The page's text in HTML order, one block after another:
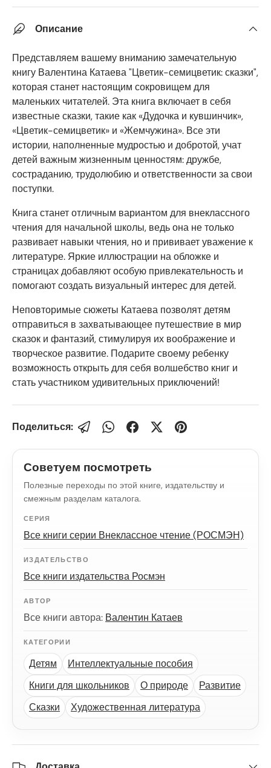
Описание
Представляем вашему вниманию замечательную
книгу Валентина Катаева "Цветик-семицветик: сказки",
которая станет настоящим сокровищем для
маленьких читателей. Эта книга включает в себя
известные сказки, такие как «Дудочка и кувшинчик»,
«Цветик-семицветик» и «Жемчужина». Все эти
истории, наполненные мудростью и добротой, учат
детей важным жизненным ценностям: дружбе,
состраданию, трудолюбию и ответственности за свои
поступки.
Книга станет отличным вариантом для внеклассного
чтения для начальной школы, ведь она не только
развивает навыки чтения, но и прививает уважение к
литературе. Яркие иллюстрации на обложке и
страницах добавляют особую привлекательность и
помогают создать визуальный интерес для детей.
Неповторимые сюжеты Катаева позволят детям
отправиться в захватывающее путешествие в мир
сказок и фантазий, стимулируя их воображение и
творческое развитие. Подарите своему ребенку
возможность открыть для себя волшебство книг и
стать участником удивительных приключений!
Поделиться:
Советуем посмотреть
Полезные переходы по этой книге, издательству и
смежным разделам каталога.
СЕРИЯ
Все книги серии Внеклассное чтение (РОСМЭН)
ИЗДАТЕЛЬСТВО
Все книги издательства Росмэн
АВТОР
Все книги автора: Валентин Катаев
КАТЕГОРИИ
Детям
Интеллектуальные пособия
Книги для школьников
О природе
Развитие
Сказки
Художественная литература